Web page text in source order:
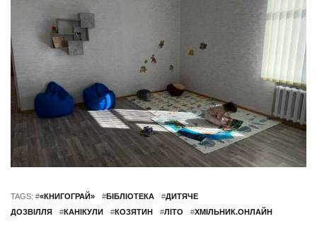
TAGS: #«КНИГОГРАЙ» #БІБЛІОТЕКА #ДИТЯЧЕ
ДОЗВІЛЛЯ
#КАНІКУЛИ #КОЗЯТИН #ЛІТО #ХМІЛЬНИК.ОНЛАЙН